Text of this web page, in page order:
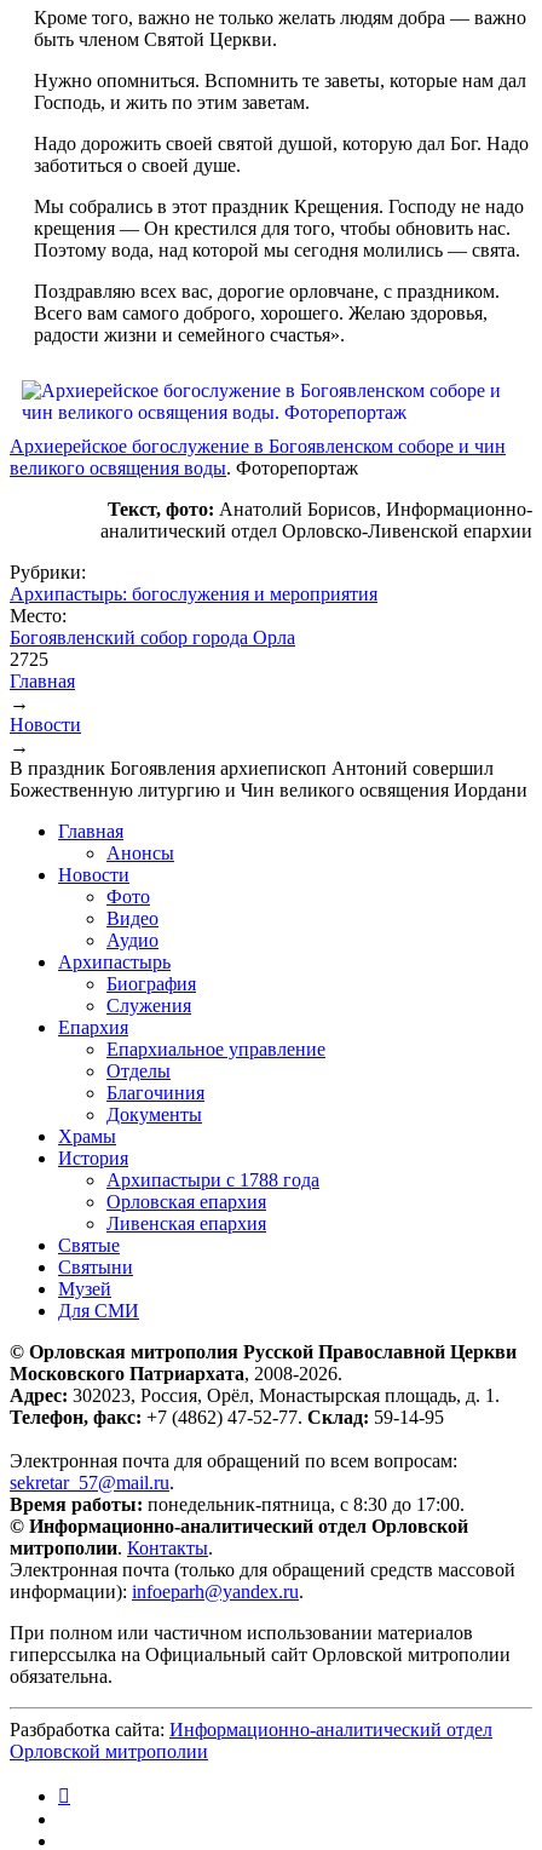
Кроме того, важно не только желать людям добра — важно
быть членом Святой Церкви.
Нужно опомниться. Вспомнить те заветы, которые нам дал
Господь, и жить по этим заветам.
Надо дорожить своей святой душой, которую дал Бог. Надо
заботиться о своей душе.
Мы собрались в этот праздник Крещения. Господу не надо
крещения — Он крестился для того, чтобы обновить нас.
Поэтому вода, над которой мы сегодня молились — свята.
Поздравляю всех вас, дорогие орловчане, с праздником.
Всего вам самого доброго, хорошего. Желаю здоровья,
радости жизни и семейного счастья».
Архиерейское богослужение в Богоявленском соборе и чин
великого освящения воды. Фоторепортаж
Текст, фото: Анатолий Борисов, Информационно-
аналитический отдел Орловско-Ливенской епархии
Рубрики:
Архипастырь: богослужения и мероприятия
Место:
Богоявленский собор города Орла
2725
Вы здесь
Главная
→
Новости
→
В праздник Богоявления архиепископ Антоний совершил
Божественную литургию и Чин великого освящения Иордани
Главная
Анонсы
Новости
Фото
Видео
Аудио
Архипастырь
Биография
Служения
Епархия
Епархиальное управление
Отделы
Благочиния
Документы
Храмы
История
Архипастыри с 1788 года
Орловская епархия
Ливенская епархия
Святые
Святыни
Музей
Для СМИ
© Орловская митрополия Русской Православной Церкви
Московского Патриархата, 2008-2026.
Адрес: 302023, Россия, Орёл, Монастырская площадь, д. 1.
Телефон, факс: +7 (4862) 47-52-77. Склад: 59-14-95
Электронная почта для обращений по всем вопросам:
sekretar_57@mail.ru.
Время работы: понедельник-пятница, с 8:30 до 17:00.
© Информационно-аналитический отдел Орловской
митрополии. Контакты.
Электронная почта (только для обращений средств массовой
информации): infoeparh@yandex.ru.
При полном или частичном использовании материалов
гиперссылка на Официальный сайт Орловской митрополии
обязательна.
Разбработка сайта: Информационно-аналитический отдел
Орловской митрополии